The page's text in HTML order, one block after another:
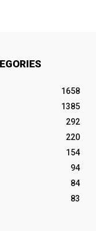
1658
1385
292
220
154
94
84
83